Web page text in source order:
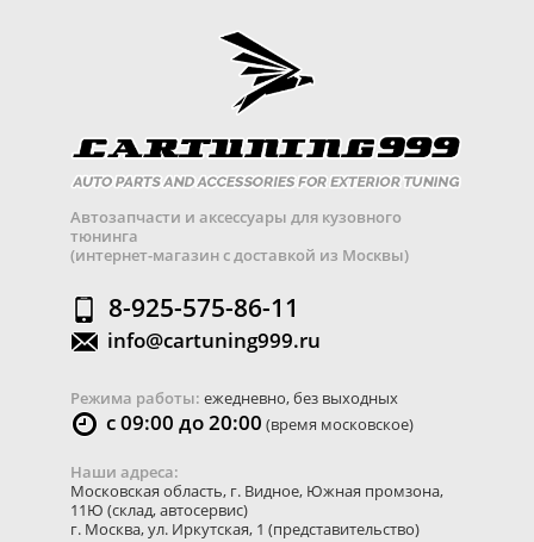
Автозапчасти и аксессуары для кузовного
тюнинга
(интернет-магазин с доставкой из Москвы)
8-925-575-86-11
info@cartuning999.ru
Режима работы: ежедневно, без выходных
с 09:00 до 20:00 (время московское)
Наши адреса:
Московская область, г. Видное, Южная промзона,
11Ю (склад, автосервис)
г. Москва,ул. Иркутская, 1 (представительство)